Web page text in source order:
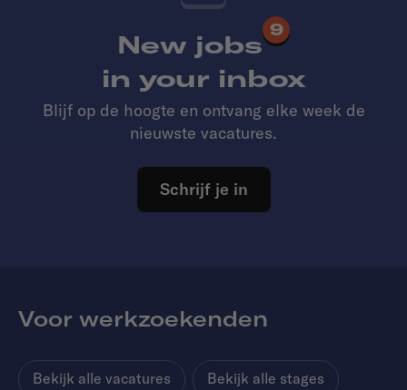
New jobs
9
in your inbox
Blijf op de hoogte en ontvang elke week de
nieuwste vacatures.
Schrijf je in
Voor werkzoekenden
Bekijk alle vacatures Bekijk alle stages